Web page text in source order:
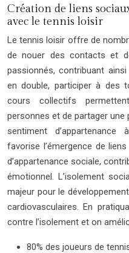
Création de liens
avec le tennis loisir
Le tennis loisir offre de
de nouer des contacts et
passionnés, contribuant
en double, participer à des
cours collectifs
personnes et de partager
sentiment
favorise l’émergence de
d’appartenance sociale,
émotionnel. L’isolement
majeur pour le
cardiovasculaires. En
contre l’isolement et on
80% des joueurs de